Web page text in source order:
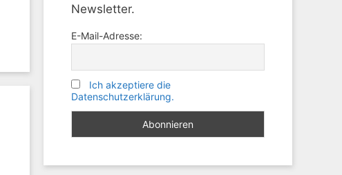
Newsletter.
E-Mail-Adresse:
Ich akzeptiere die
Datenschutzerklärung.